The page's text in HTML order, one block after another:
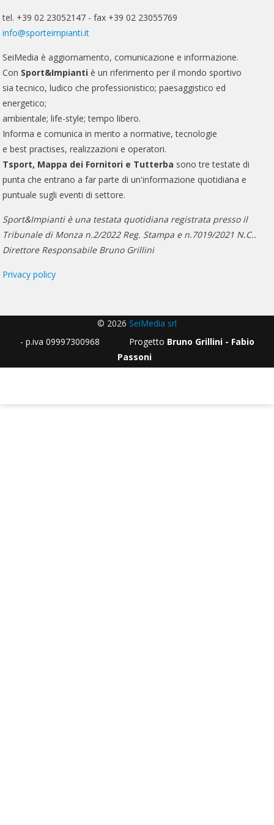
tel. +39 02 23052147 - fax +39 02 23055769
info@sporteimpianti.it
SeiMedia è aggiornamento, comunicazione e informazione.
Con Sport&Impianti è un riferimento per il mondo sportivo
sia tecnico, ludico che professionistico; paesaggistico ed
energetico;
ambientale; life-style; tempo libero.
Informa e comunica in merito a normative, tecnologie
e best practises, realizzazioni e operatori.
Tsport, Mappa dei Fornitori e Tutterba sono tre testate di
punta che entrano a far parte di un'informazione quotidiana e
puntuale sugli eventi di settore.
Sport&Impianti è una testata quotidiana registrata presso il
Tribunale di Monza n.2/2022 Reg. Stampa e n.7019/2021 N.C..
Direttore Responsabile Bruno Grillini
Privacy policy
© 2026 SeiMedia srl
- p.iva 09997300968 Progetto Bruno Grillini - Fabio
Passoni